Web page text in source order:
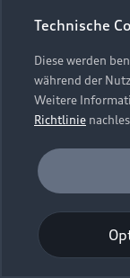
Bordbuch &
Verträge
Vertrag
Datenschutz
Audi erleben
Newsletter
Cookie-Richtlinie
Digital Services
Embleme am
Webseite kann
Technische
Diese werden
während der
Weitere
Richtlinie
Analyse und
Performance
darüber, wie
Anzahl der
werden zur